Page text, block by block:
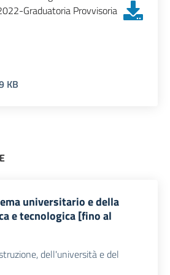
Graduatoria Provvisoria
KB
universitario e della
e tecnologica [fino al
dell'università e del